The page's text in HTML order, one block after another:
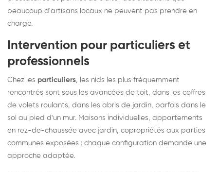
beaucoup d'artisans locaux ne peuvent pas prendre en
charge.
Intervention pour particuliers et
professionnels
Chez les particuliers, les nids les plus fréquemment
rencontrés sont sous les avancées de toit, dans les coffres
de volets roulants, dans les abris de jardin, parfois dans le
sol au pied d'un mur. Maisons individuelles, appartements
en rez-de-chaussée avec jardin, copropriétés aux parties
communes exposées : chaque configuration demande une
approche adaptée.